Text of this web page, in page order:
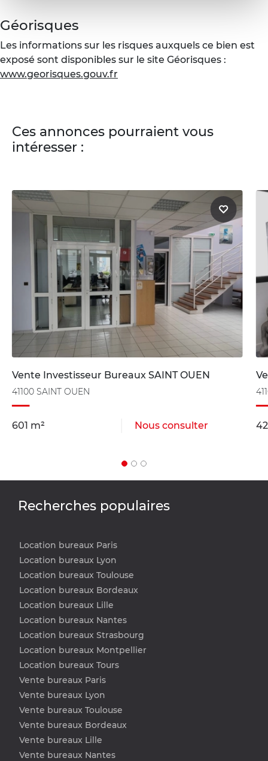
Géorisques
Les informations sur les risques auxquels ce bien est
exposé sont disponibles sur le site Géorisques :
www.georisques.gouv.fr
Ces annonces pourraient vous
intéresser :
Vente Investisseur Bureaux SAINT OUEN
41100 SAINT OUEN
601 m² Nous consulter
Recherches populaires
Location bureaux Paris
Location bureaux Lyon
Location bureaux Toulouse
Location bureaux Bordeaux
Location bureaux Lille
Location bureaux Nantes
Location bureaux Strasbourg
Location bureaux Montpellier
Location bureaux Tours
Vente bureaux Paris
Vente bureaux Lyon
Vente bureaux Toulouse
Vente bureaux Bordeaux
Vente bureaux Lille
Vente bureaux Nantes